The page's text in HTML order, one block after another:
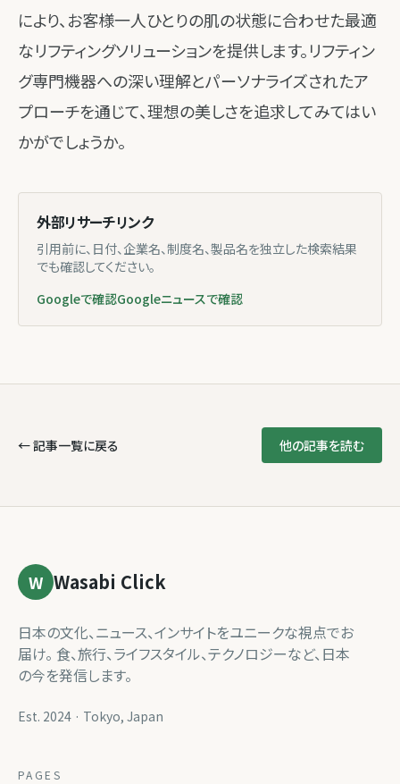
により、お客様一人ひとりの肌の状態に合わせた最適
なリフティングソリューションを提供します。リフティン
グ専門機器への深い理解とパーソナライズされたア
プローチを通じて、理想の美しさを追求してみてはい
かがでしょうか。
外部リサーチリンク
引用前に、日付、企業名、制度名、製品名を独立した検索結果
でも確認してください。
Googleで確認Googleニュースで確認
← 記事一覧に戻る 他の記事を読む
W Wasabi Click
日本の文化、ニュース、インサイトをユニークな視点でお
届け。 食、旅行、ライフスタイル、テクノロジーなど、日本
の今を発信します。
Est. 2024 · Tokyo, Japan
PAGES